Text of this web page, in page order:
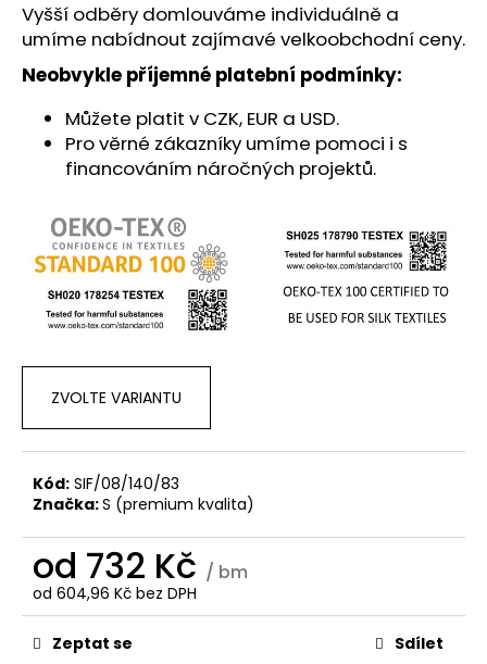
Vyšší odběry domlouváme individuálně a
umíme nabídnout zajímavé velkoobchodní ceny.
Neobvykle příjemné platební podmínky:
Můžete platit v CZK, EUR a USD.
Pro věrné zákazníky umíme pomoci i s
financováním náročných projektů.
ZVOLTE VARIANTU
Kód: SIF/08/140/83
Značka:S (premium kvalita)
od 732 Kč / bm
od 604,96 Kč bez DPH
Měrná
cena:Zeptat se Sdílet